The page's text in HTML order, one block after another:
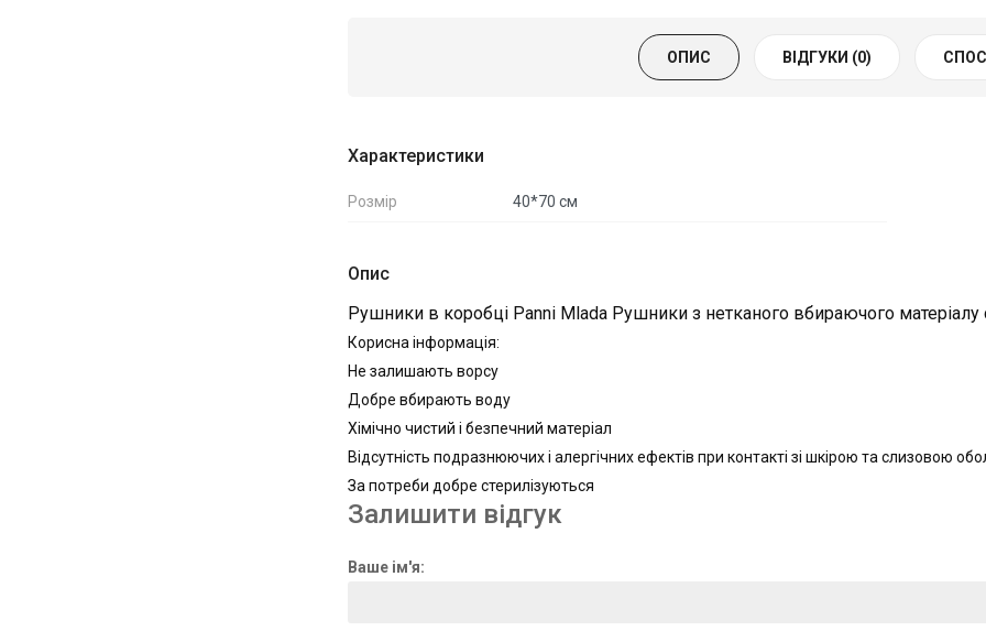
ОПИС ВІДГУКИ (0)
Характеристики
Розмір 40*70 см
Опис
Рушники в коробці Panni Mlada Рушники з нетканого вбираючого матеріалу
Корисна інформація:
Не залишають ворсу
Добре вбирають воду
Хімічно чистий і безпечний матеріал
Відсутність подразнюючих і алергічних ефектів при контакті зі шкірою та слизовою
За потреби добре стерилізуються
Залишити відгук
Ваше ім'я: